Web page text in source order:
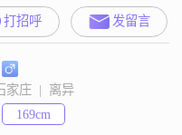
的月收入在5001到8000
学历是高中及以下，
重可靠的态度面对生
我认为自己最大
感强，无论是对家庭
我都会尽心尽力去照
在生活中，我比
打招呼 发留言
家庄  |  离异
169cm